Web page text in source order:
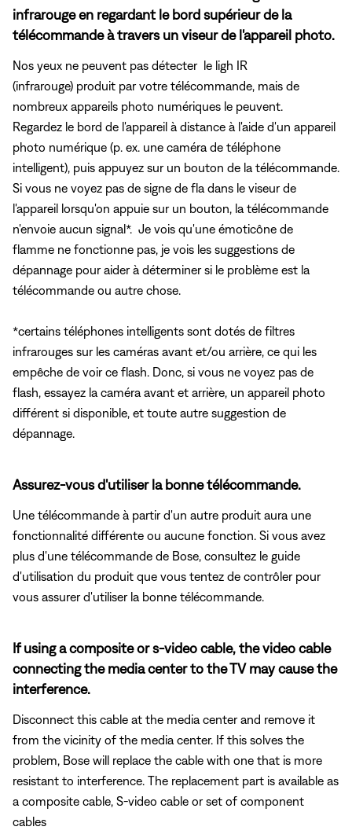
infrarouge en regardant le bord supérieur de la
télécommande à travers un viseur de l'appareil photo.
Nos yeux ne peuvent pas détecter le ligh IR
(infrarouge) produit par votre télécommande, mais de
nombreux appareils photo numériques le peuvent.
Regardez le bord de l'appareil à distance à l'aide d'un appareil
photo numérique (p. ex. une caméra de téléphone
intelligent), puis appuyez sur un bouton de la télécommande.
Si vous ne voyez pas de signe de fla dans le viseur de
l'appareil lorsqu'on appuie sur un bouton, la télécommande
n'envoie aucun signal*. Je vois qu'une émoticône de
flamme ne fonctionne pas, je vois les suggestions de
dépannage pour aider à déterminer si le problème est la
télécommande ou autre chose.
*certains téléphones intelligents sont dotés de filtres
infrarouges sur les caméras avant et/ou arrière, ce qui les
empêche de voir ce flash. Donc, si vous ne voyez pas de
flash, essayez la caméra avant et arrière, un appareil photo
différent si disponible, et toute autre suggestion de
dépannage.
Assurez-vous d'utiliser la bonne télécommande.
Une télécommande à partir d'un autre produit aura une
fonctionnalité différente ou aucune fonction. Si vous avez
plus d'une télécommande de Bose, consultez le guide
d'utilisation du produit que vous tentez de contrôler pour
vous assurer d'utiliser la bonne télécommande.
If using a composite or s-video cable, the video cable
connecting the media center to the TV may cause the
interference.
Disconnect this cable at the media center and remove it
from the vicinity of the media center. If this solves the
problem, Bose will replace the cable with one that is more
resistant to interference. The replacement part is available as
a composite cable, S-video cable or set of component
cables